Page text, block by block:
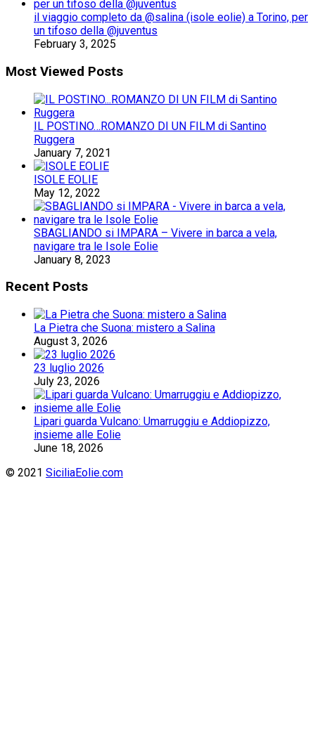
il viaggio completo da @salina (isole eolie) a Torino, per
un tifoso della @juventus
February 3, 2025
Most Viewed Posts
IL POSTINO…ROMANZO DI UN FILM di Santino
Ruggera
January 7, 2021
ISOLE EOLIE
May 12, 2022
SBAGLIANDO si IMPARA – Vivere in barca a vela,
navigare tra le Isole Eolie
January 8, 2023
Recent Posts
La Pietra che Suona: mistero a Salina
August 3, 2026
23 luglio 2026
July 23, 2026
Lipari guarda Vulcano: Umarruggiu e Addiopizzo,
insieme alle Eolie
June 18, 2026
© 2021 SiciliaEolie.com